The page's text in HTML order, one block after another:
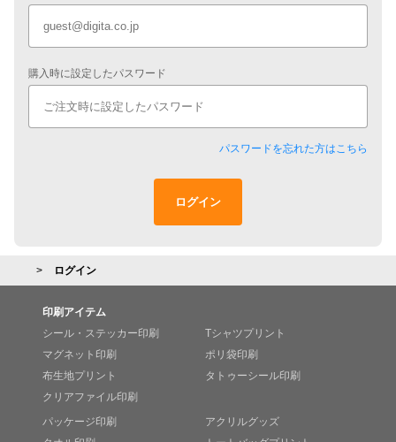
購入時に設定したパスワード
パスワードを忘れた方はこちら
ログイン
印刷アイテム
シール・ステッカー印刷
マグネット印刷
布生地プリント
クリアファイル印刷
Tシャツプリント
ポリ袋印刷
タトゥーシール印刷
パッケージ印刷
アクリルグッズ